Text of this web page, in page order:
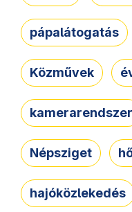
pápalátogatás
Közművek
kamerarendszer
Népsziget
hajóközlekedés